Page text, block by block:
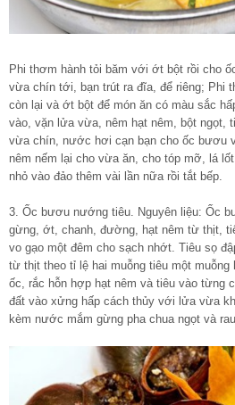
Phi thơm hành tỏi băm với ớt bột rồi cho
vừa chín tới, bạn trút ra đĩa, để riêng; Phi
còn lại và ớt bột để món ăn có màu sắc
vào, vặn lửa vừa, nêm hạt nêm, bột ngọt,
vừa chín, nước hơi cạn bạn cho ốc bươu
nêm nếm lại cho vừa ăn, cho tóp mỡ, lá
nhỏ vào đảo thêm vài lần nữa rồi tắt bếp.
3. Ốc bươu nướng tiêu. Nguyên liệu: Ốc
gừng, ớt, chanh, đường, hạt nêm từ thịt,
vo gạo một đêm cho sạch nhớt. Tiêu sọ
từ thịt theo tỉ lệ hai muỗng tiêu một
ốc, rắc hỗn hợp hạt nêm và tiêu vào từng
đất vào xửng hấp cách thủy với lửa vừa
kèm nước mắm gừng pha chua ngọt và rau